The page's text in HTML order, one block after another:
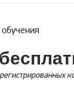
обучения